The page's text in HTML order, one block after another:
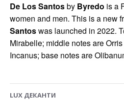
De Los Santosby Byredo is a
women and men. This is a new
Santoswas launched in 2022.
Mirabelle; middle notes are
Incanus; base notes are
LUX ДЕКАНТИ